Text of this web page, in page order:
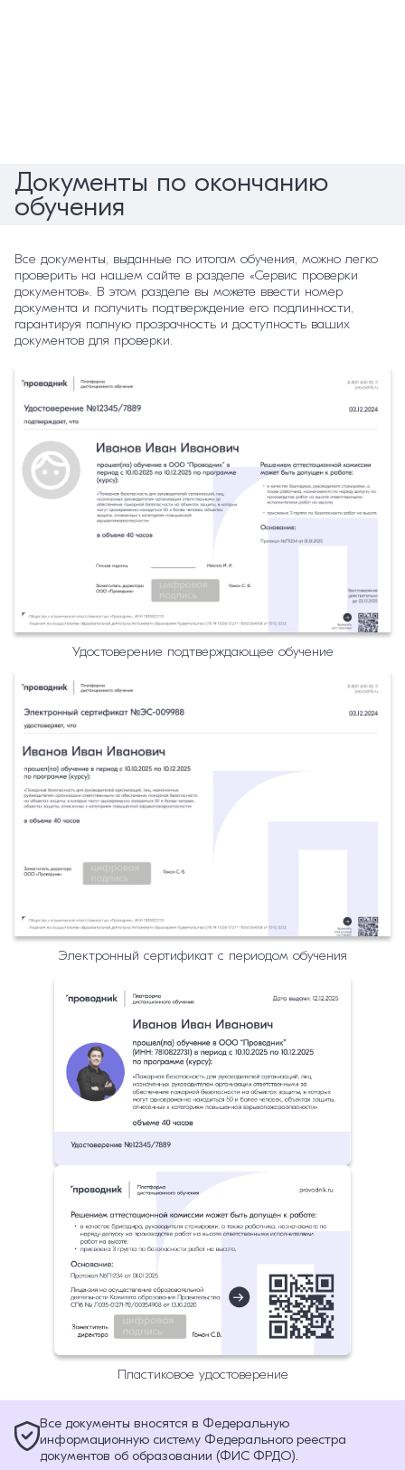
Документы по окончанию
обучения
Все документы, выданные по итогам обучения, можно легко
проверить на нашем сайте в разделе «Сервис проверки
документов». В этом разделе вы можете ввести номер
документа и получить подтверждение его подлинности,
гарантируя полную прозрачность и доступность ваших
документов для проверки.
Удостоверение подтверждающее обучение
Электронный сертификат с периодом обучения
Пластиковое удостоверение
Все документы вносятся в Федеральную
информационную систему Федерального реестра
документов об образовании (ФИС ФРДО).